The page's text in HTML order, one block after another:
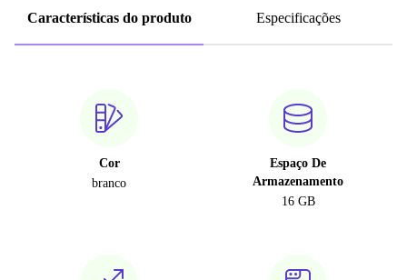
Características do produto Especificações
Cor
branco
Espaço De
Armazenamento
16 GB